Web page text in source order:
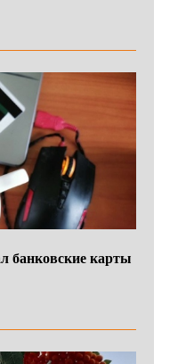
банковские карты